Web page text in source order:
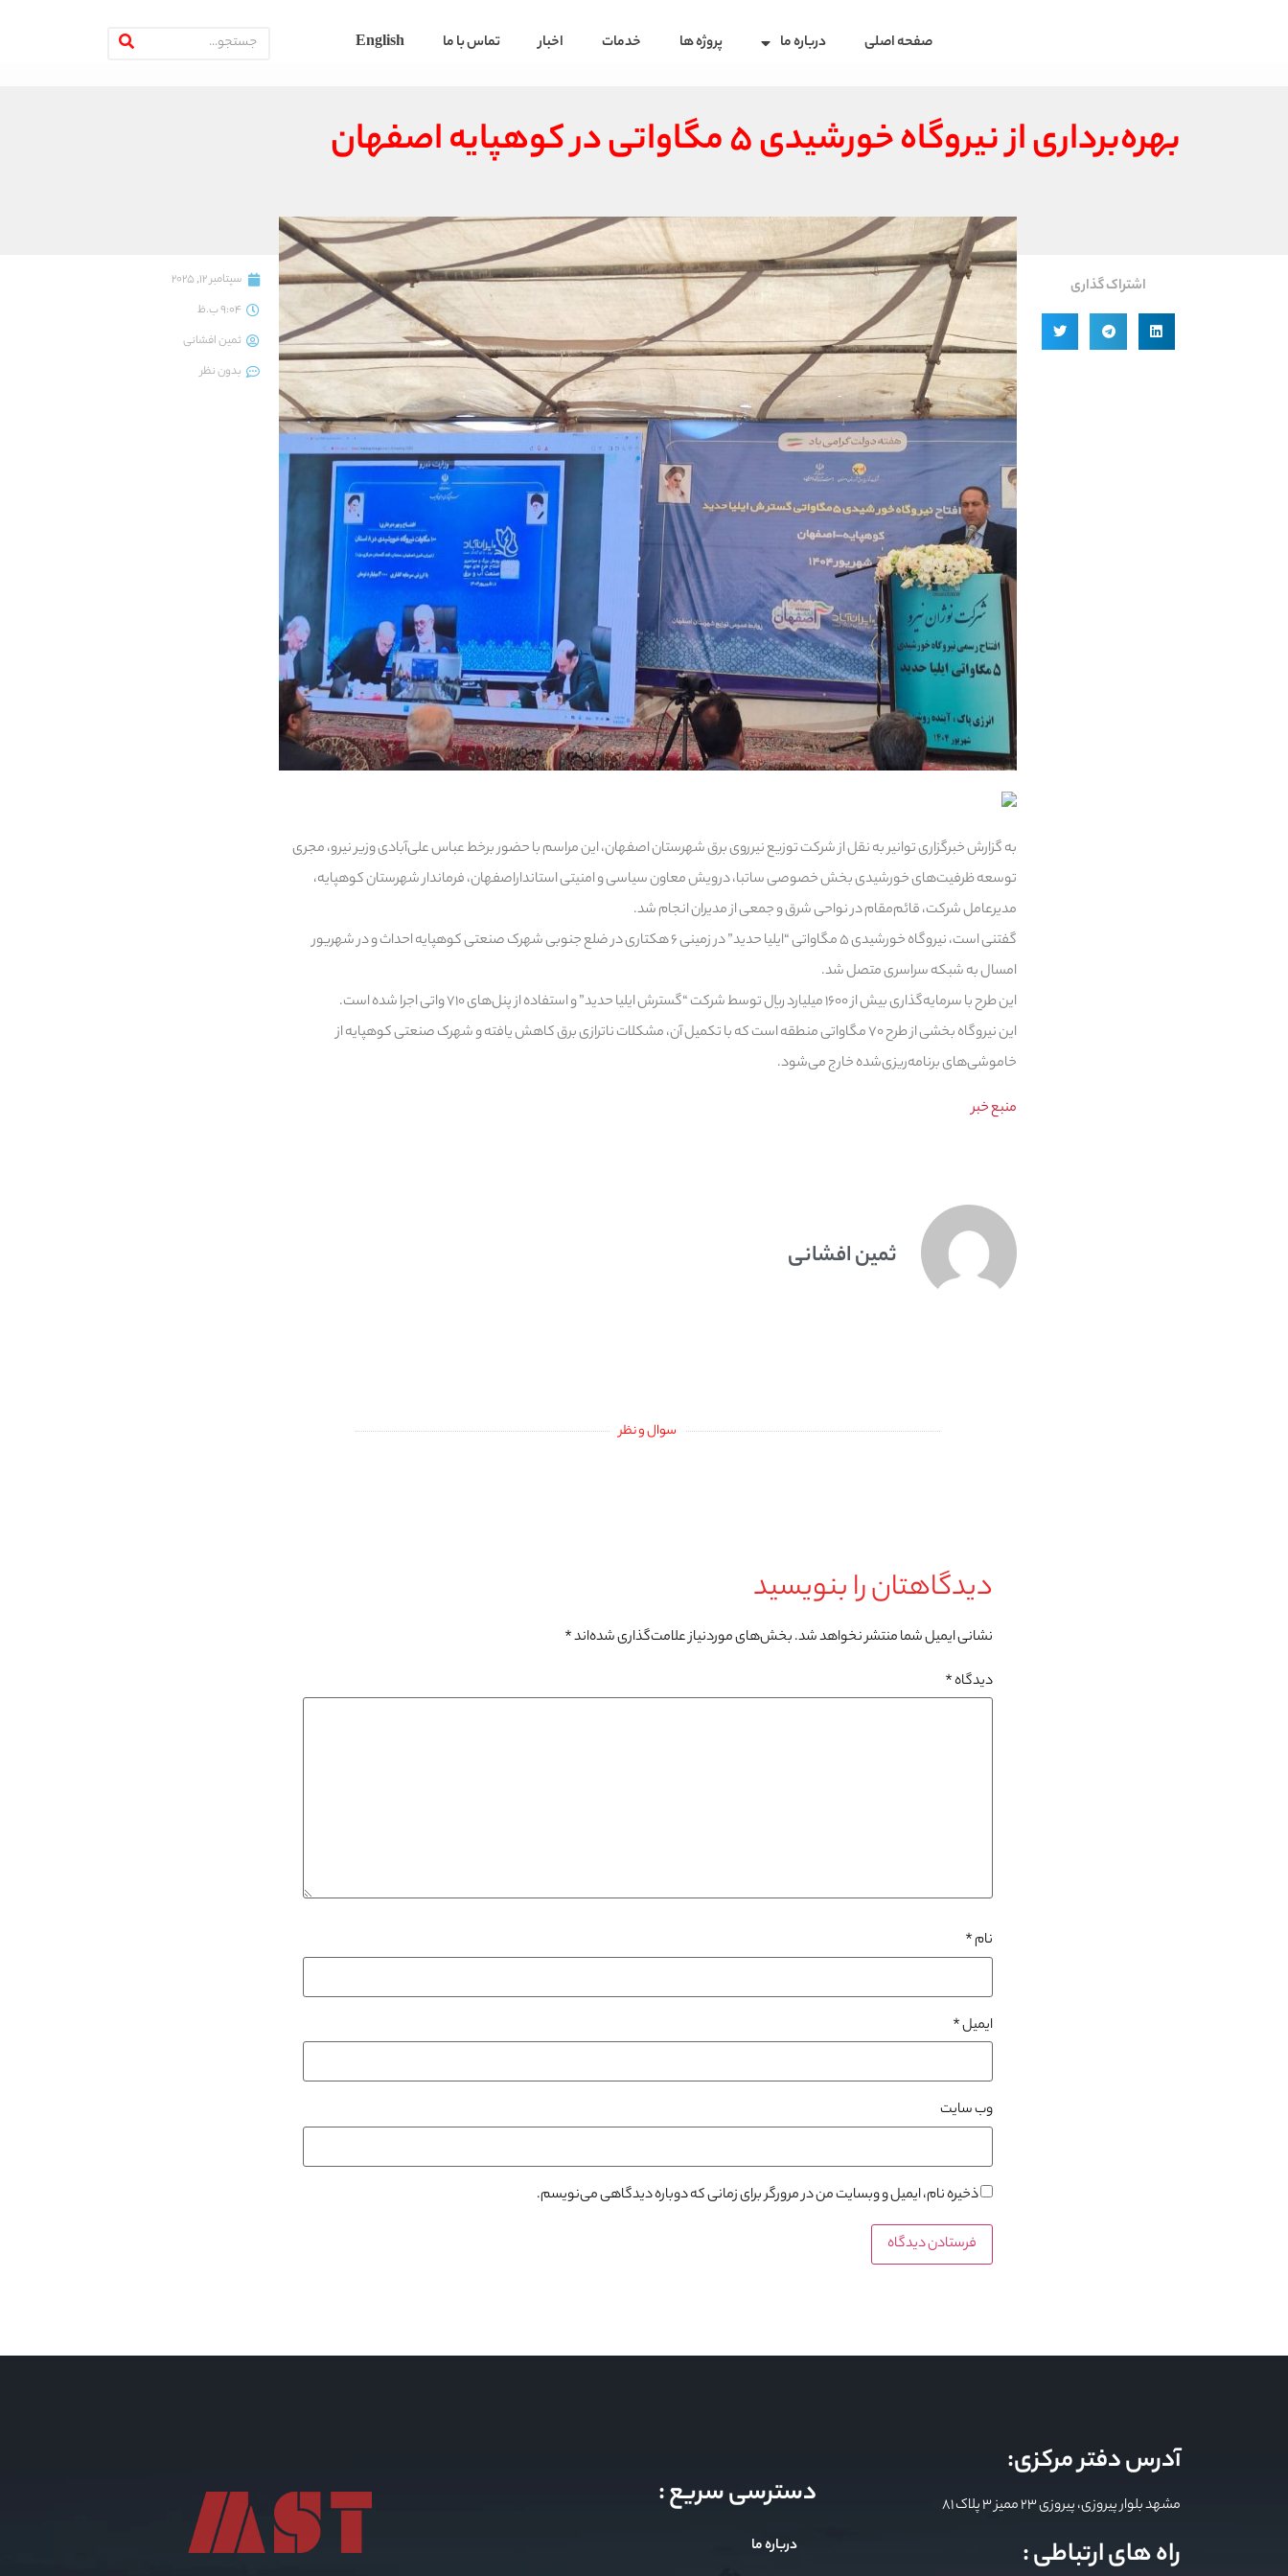
صفحه اصلی درباره ما پروژه ها خدمات اخبار تماس با ما English
بهره‌برداری از نیروگاه خورشیدی ۵ مگاواتی در کوهپایه اصفهان
اشتراک گذاری
به گزارش خبرگزاری توانیر به نقل از شرکت توزیع نیرروی برق شهرستان اصفهان، این مراسم با حضور برخط عباس علی‌آبادی وزیر نیرو، مجری
توسعه ظرفیت‌های خورشیدی بخش خصوصی ساتبا، درویش معاون سیاسی و امنیتی استانداراصفهان، فرماندار شهرستان کوهپایه،
مدیرعامل شرکت، قائم‌مقام در نواحی شرق و جمعی از مدیران انجام شد.
گفتنی است، نیروگاه خورشیدی ۵ مگاواتی “ایلیا حدید” در زمینی ۶ هکتاری در ضلع جنوبی شهرک صنعتی کوهپایه احداث و در شهریور
امسال به شبکه سراسری متصل شد.
این طرح با سرمایه‌گذاری بیش از ۱۶۰۰ میلیارد ریال توسط شرکت “گسترش ایلیا حدید” و استفاده از پنل‌های ۷۱۰ واتی اجرا شده است.
این نیروگاه بخشی از طرح ۷۰ مگاواتی منطقه است که با تکمیل آن، مشکلات ناترازی برق کاهش یافته و شهرک صنعتی کوهپایه از
خاموشی‌های برنامه‌ریزی‌شده خارج می‌شود.
منبع خبر
ثمین افشانی
سوال و نظر
دیدگاهتان را بنویسید
نشانی ایمیل شما منتشر نخواهد شد.بخش‌های موردنیاز علامت‌گذاری شده‌اند*
دیدگاه*
نام*
ایمیل*
وب‌ سایت
ذخیره نام، ایمیل و وبسایت من در مرورگر برای زمانی که دوباره دیدگاهی می‌نویسم.
سپتامبر 12, 2025
9:04 ب.ظ
ثمین افشانی
بدون نظر
آدرس دفتر مرکزی:
مشهد بلوار پیروزی، پیروزی 23 ممیز 3 پلاک 81
راه های ارتباطی :
دسترسی سریع :
درباره ما